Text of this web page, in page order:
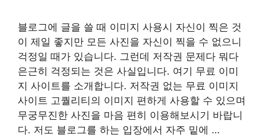
블로그에 글을 쓸 때 이미지 사용시 자신이 찍은 것
이 제일 좋지만 모든 사진을 자신이 찍을 수 없으니
걱정일 때가 있습니다. 그런데 저작권 문제다 뭐다
은근히 걱정되는 것은 사실입니다. 여기 무료 이미
지 사이트를 소개합니다. 저작권 없는 무료 이미지
사이트 고퀄리티의 이미지 편하게 사용할 수 있으며
무궁무진한 사진을 마음 편히 이용해보시기 바랍니
다. 저도 블로그를 하는 입장에서 자주 밑에 …